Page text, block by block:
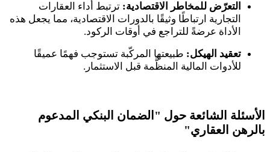
التعرّض للمخاطر الاقتصادية: ترتبط أداء العقارات
التجارية ارتباطًا وثيقًا بالدورات الاقتصادية، مما يجعل هذه
الأداة عرضةً للتراجع في أوقات الركود.
تعقيد الهيكل: طبيعتها المركّبة تستوجب فهمًا عميقًا
للأدوات المالية المنظَّمة قبل الاستثمار .
الأسئلة الشائعة حول "الضمان البنكي المدعوم
بالرهن العقاري"